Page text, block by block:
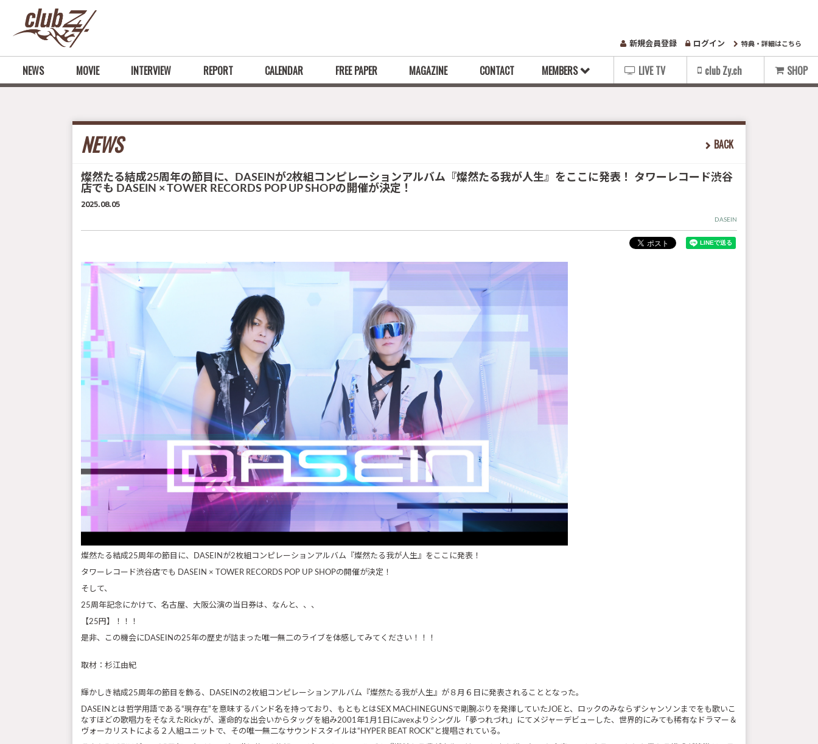
新規会員登録 ログイン 特典・詳細はこちら
NEWS MOVIE INTERVIEW REPORT CALENDAR FREE PAPER MAGAZINE CONTACT MEMBERS LIVE TV club Zy.ch SHOP
NEWS BACK
燦然たる結成25周年の節目に、DASEINが2枚組コンピレーションアルバム『燦然たる我が人生』をここに発表！ タワーレコード渋谷
店でも DASEIN × TOWER RECORDS POP UP SHOPの開催が決定！
2025.08.05
DASEIN
燦然たる結成25周年の節目に、DASEINが2枚組コンピレーションアルバム『燦然たる我が人生』をここに発表！
タワーレコード渋谷店でも DASEIN × TOWER RECORDS POP UP SHOPの開催が決定！
そして、
25周年記念にかけて、名古屋、大阪公演の当日券は、なんと、、、
【25円】！！！
是非、この機会にDASEINの25年の歴史が詰まった唯一無二のライブを体感してみてください！！！
取材：杉江由紀
輝かしき結成25周年の節目を飾る、DASEINの2枚組コンピレーションアルバム『燦然たる我が人生』が８月６日に発表されることとなった。
DASEINとは哲学用語である“現存在”を意味するバンド名を持っており、もともとはSEX MACHINEGUNSで剛腕ぶりを発揮していたJOEと、ロックのみならずシャンソンまでをも歌いこ
なすほどの歌唱力をそなえたRickyが、運命的な出会いからタッグを組み2001年1月1日にavexよりシングル「夢つれづれ」にてメジャーデビューした、世界的にみても稀有なドラマー＆
ヴォーカリストによる２人組ユニットで、その唯一無二なサウンドスタイルは“HYPER BEAT ROCK”と提唱されている。